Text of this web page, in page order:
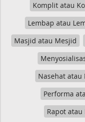
Komplit atau
Lembap atau
Masjid atau Mesjid
Nasehat atau
Performa
Rapot atau